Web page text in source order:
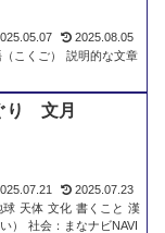
2025.08.05
こくご） 説明的な文章
り 文月
2025.07.23
球 天体 文化 書くこと 漢
） 社会：まなナビNAVI